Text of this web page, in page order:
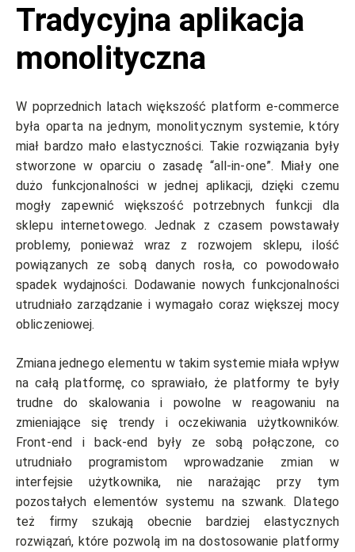
Tradycyjna aplikacja
monolityczna
W poprzednich latach większość platform e-commerce
była oparta na jednym, monolitycznym systemie, który
miał bardzo mało elastyczności. Takie rozwiązania były
stworzone w oparciu o zasadę “all-in-one”. Miały one
dużo funkcjonalności w jednej aplikacji, dzięki czemu
mogły zapewnić większość potrzebnych funkcji dla
sklepu internetowego. Jednak z czasem powstawały
problemy, ponieważ wraz z rozwojem sklepu, ilość
powiązanych ze sobą danych rosła, co powodowało
spadek wydajności. Dodawanie nowych funkcjonalności
utrudniało zarządzanie i wymagało coraz większej mocy
obliczeniowej.
Zmiana jednego elementu w takim systemie miała wpływ
na całą platformę, co sprawiało, że platformy te były
trudne do skalowania i powolne w reagowaniu na
zmieniające się trendy i oczekiwania użytkowników.
Front-end i back-end były ze sobą połączone, co
utrudniało programistom wprowadzanie zmian w
interfejsie użytkownika, nie narażając przy tym
pozostałych elementów systemu na szwank. Dlatego
też firmy szukają obecnie bardziej elastycznych
rozwiązań, które pozwolą im na dostosowanie platformy